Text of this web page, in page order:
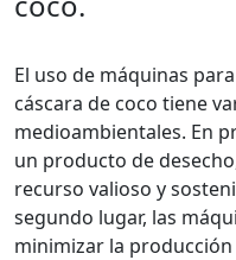
El uso de máquinas
cáscara de coco tiene
medioambientales. En
un producto de
recurso valioso y
segundo lugar, las
minimizar la